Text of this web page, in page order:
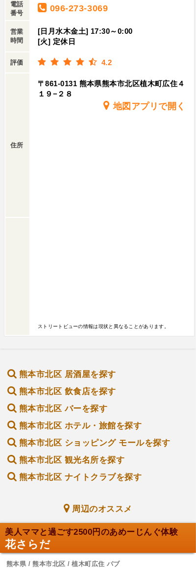
電話
番号
096-273-3069
営業
時間
[日月水木金土] 17:30～0:00
[火] 定休日
評価 4.2
住所
〒861-0131 熊本県熊本市北区植木町広住４
１９−２８
地図アプリで開く
ストリートビューの情報は現状と異なることがあります。
熊本市北区 居酒屋を探す
熊本市北区 飲食店を探す
熊本市北区 バーを探す
熊本市北区 ホテル・旅館を探す
熊本市北区 ショッピング モールを探す
熊本市北区 観光名所を探す
熊本市北区 ナイトクラブを探す
周辺のオススメ
美人ママと過ごす2500円のあめーじんぐ体験
花さらだ
熊本県 / 熊本市北区 / 植木町広住 パブ